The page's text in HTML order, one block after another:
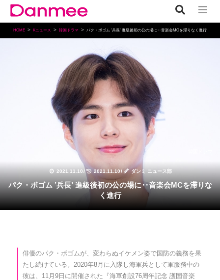
HOME Kニュース 韓国ドラマ パク・ボゴム ’兵長’ 進級後初の公の場に‥音楽会MCを滞りなく進行
2021.11.10/ 2021.11.10/ ダンミ ニュース部
パク・ボゴム ’兵長’ 進級後初の公の場に‥音楽会MCを滞りな
く進行
俳優のパク・ボゴムが、変わらぬイケメン姿で国防の義務を果
たし続けている。2020年8月に入隊し海軍兵として軍服務中の
彼は、11月9日に開催された『海軍創設76周年記念 護国音楽